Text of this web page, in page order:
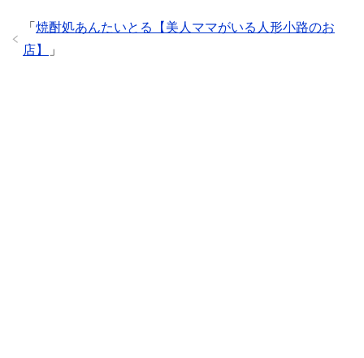
「 焼酎処あんたいとる【美人ママがいる人形小路のお
店】
」